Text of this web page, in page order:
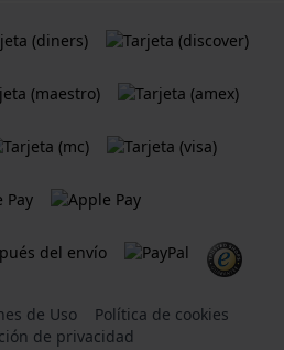
de Uso
Política de cookies
de privacidad